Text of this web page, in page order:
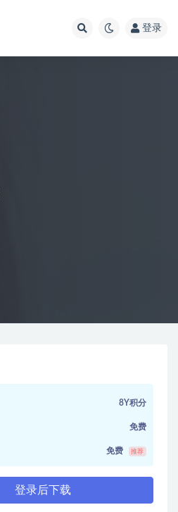
登录
8Y积分
免费
免费 推荐
登录后下载